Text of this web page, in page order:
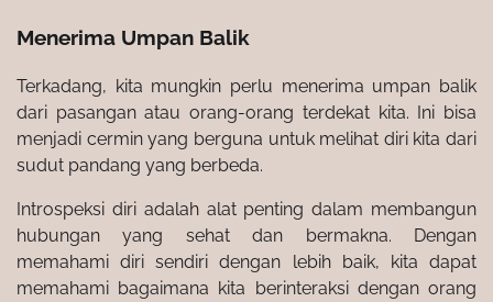
Menerima Umpan Balik
Terkadang, kita mungkin perlu menerima umpan balik
dari pasangan atau orang-orang terdekat kita. Ini bisa
menjadi cermin yang berguna untuk melihat diri kita dari
sudut pandang yang berbeda.
Introspeksi diri adalah alat penting dalam membangun
hubungan yang sehat dan bermakna. Dengan
memahami diri sendiri dengan lebih baik, kita dapat
memahami bagaimana kita berinteraksi dengan orang